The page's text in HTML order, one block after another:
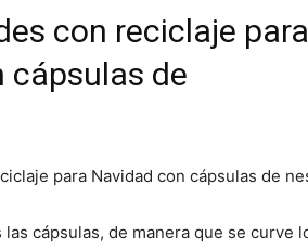
cápsulas, de manera que se curve